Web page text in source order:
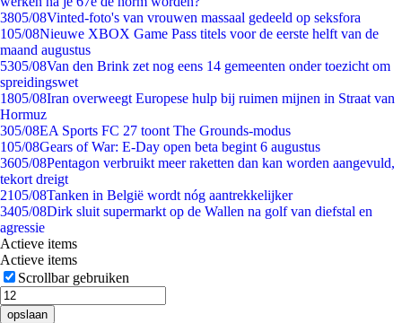
3805/08Vinted-foto's van vrouwen massaal gedeeld op seksfora
105/08Nieuwe XBOX Game Pass titels voor de eerste helft van de
maand augustus
5305/08Van den Brink zet nog eens 14 gemeenten onder toezicht om
spreidingswet
1805/08Iran overweegt Europese hulp bij ruimen mijnen in Straat van
Hormuz
305/08EA Sports FC 27 toont The Grounds-modus
105/08Gears of War: E-Day open beta begint 6 augustus
3605/08Pentagon verbruikt meer raketten dan kan worden aangevuld,
tekort dreigt
2105/08Tanken in België wordt nóg aantrekkelijker
3405/08Dirk sluit supermarkt op de Wallen na golf van diefstal en
agressie
Actieve items
Actieve items
Scrollbar gebruiken
opslaan